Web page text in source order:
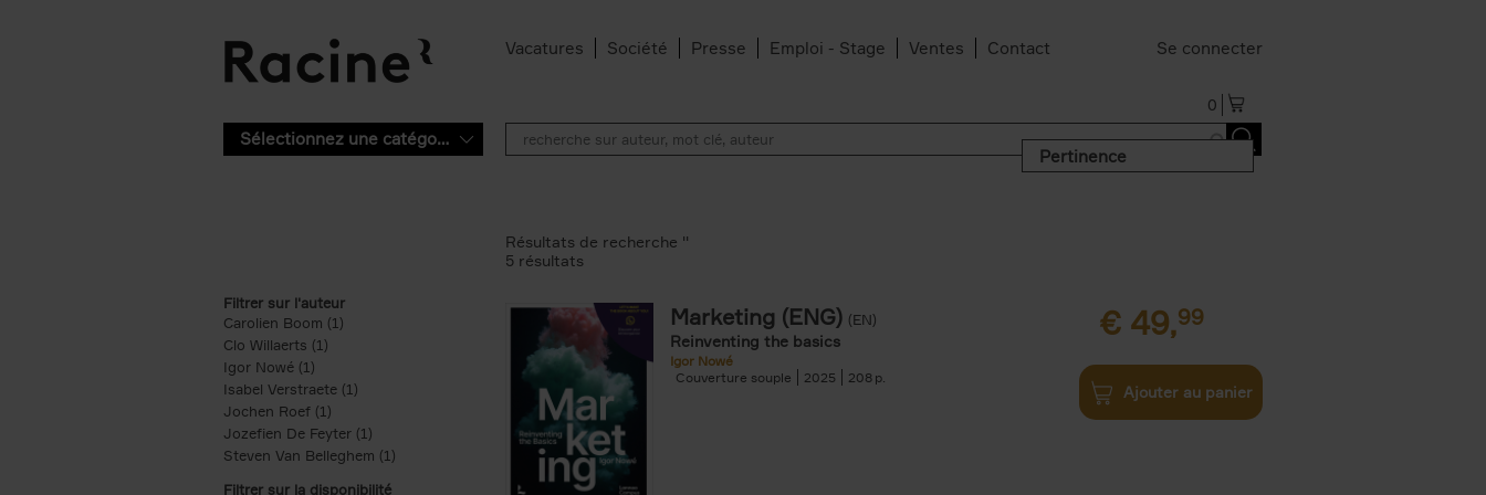
Vacatures Société Presse Emploi - Stage Ventes Contact Se connecter
0
Sélectionnez une catégorie
Pertinence
Filtrer sur l'auteur
Carolien Boom (1)
Clo Willaerts (1)
Igor Nowé (1)
Isabel Verstraete (1) Apply Isabel Verstraete filter
Jochen Roef (1)
Jozefien De Feyter (1) Apply Jozefien De Feyter filter
Steven Van Belleghem (1) Apply Steven Van Belleghem filter
Filtrer sur la disponibilité
Résultats de recherche ''
5 résultats
Marketing (ENG) (EN)
Reinventing the basics
Igor Nowé
Couverture souple
2025 208
€ 49,99
Ajouter au panier